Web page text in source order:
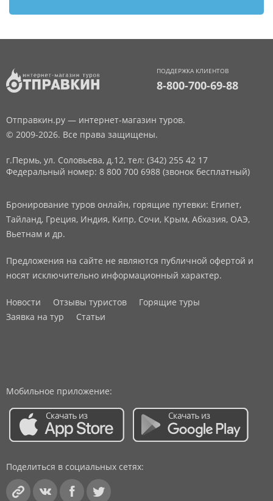
ПОДДЕРЖКА КЛИЕНТОВ
8-800-700-69-88
Отправкин.ру — интернет-магазин туров.
© 2009-2026. Все права защищены.
г.Пермь, ул. Соловьева, д.12, тел: (342) 255 42 17
Федеральный номер: 8 800 700 6988 (звонок бесплатный)
Бронирование туров онлайн, горящие путевки: Египет,
Тайланд, Греция, Индия, Кипр, Сочи, Крым, Абхазия, ОАЭ,
Вьетнам и др.
Предложения на сайте не являются публичной офертой и
носят исключительно информационный характер.
Новости Отзывы туристов
Горящие туры
Заявка на тур
Статьи
Мобильное приложение:
Поделиться в социальных сетях: